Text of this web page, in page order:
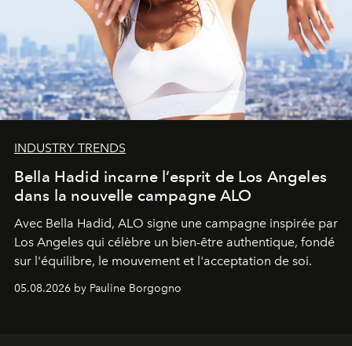
INDUSTRY TRENDS
Bella Hadid incarne l’esprit de Los Angeles
dans la nouvelle campagne ALO
Avec Bella Hadid, ALO signe une campagne inspirée par
Los Angeles qui célèbre un bien-être authentique, fondé
sur l'équilibre, le mouvement et l'acceptation de soi.
05.08.2026 by Pauline Borgogno